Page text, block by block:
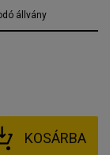
állvány
KOSÁRBA